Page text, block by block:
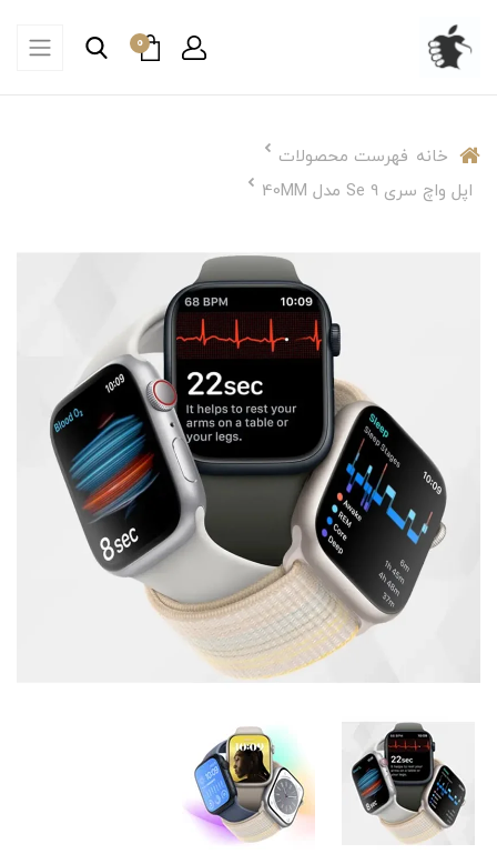
0
خانه فهرست محصولات
اپل واچ سری Se 9 مدل 40MM